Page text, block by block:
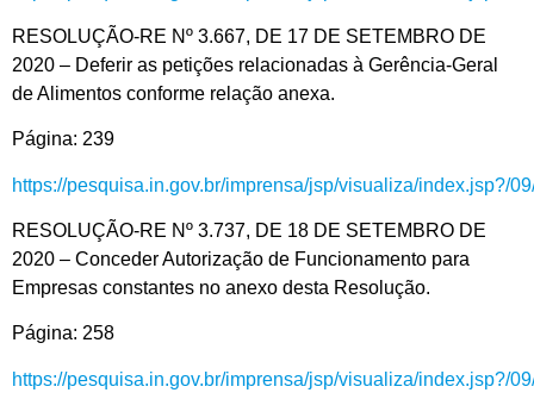
RESOLUÇÃO-RE Nº 3.667, DE 17 DE SETEMBRO DE
2020 – Deferir as petições relacionadas à Gerência-Geral
de Alimentos conforme relação anexa.
Página: 239
https://pesquisa.in.gov.br/imprensa/jsp/visualiza/index.jsp?/
RESOLUÇÃO-RE Nº 3.737, DE 18 DE SETEMBRO DE
2020 – Conceder Autorização de Funcionamento para
Empresas constantes no anexo desta Resolução.
Página: 258
https://pesquisa.in.gov.br/imprensa/jsp/visualiza/index.jsp?/